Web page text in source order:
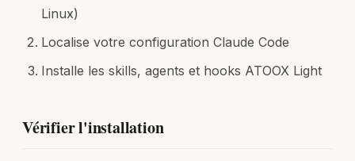
Linux)
Localise votre configuration Claude Code
Installe les skills, agents et hooks ATOOX Light
Vérifier l'installation